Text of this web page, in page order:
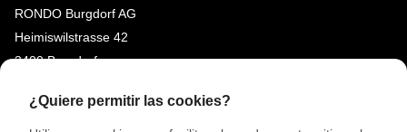
RONDO Burgdorf AG
Heimiswilstrasse 42
3400 Burgdorf
¿Quiere permitir las cookies?